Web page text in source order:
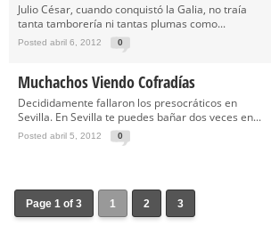
Julio César, cuando conquistó la Galia, no traía
tanta tamborería ni tantas plumas como...
Posted abril 6, 2012 0
Muchachos Viendo Cofradías
Decididamente fallaron los presocráticos en
Sevilla. En Sevilla te puedes bañar dos veces en...
Posted abril 5, 2012 0
Page 1 of 3 1 2 3